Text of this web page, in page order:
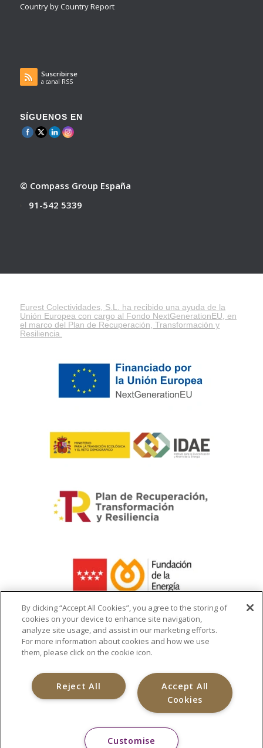
Country by Country Report
Suscribirse
a canal RSS
SÍGUENOS EN
© Compass Group España
91-542 5339
Eurest Colectividades, S.L. ha recibido una ayuda de la
Unión Europea con cargo al Fondo NextGenerationEU, en
el marco del Plan de Recuperación, Transformación y
Resiliencia.
La ayuda recibida se destina a la
infraestructura del cargador de vehículo
By clicking “Accept All Cookies”, you agree to the storing of
cookies on your device to enhance site navigation,
analyze site usage, and assist in our marketing efforts.
For more information about cookies and how we use
them, please click on the cookie icon.
Accept All
Cookies
Reject All
Customise